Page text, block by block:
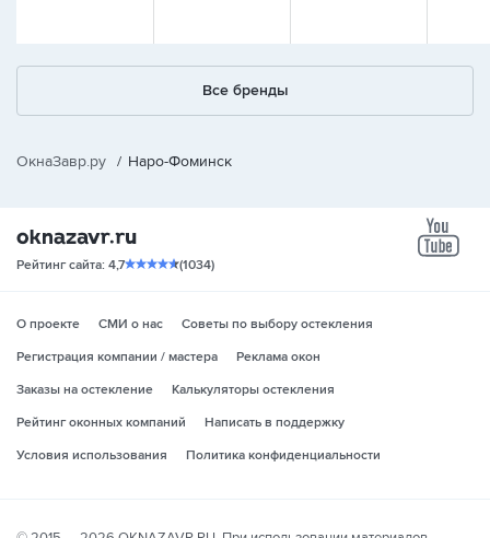
Все бренды
ОкнаЗавр.ру / Наро-Фоминск
Рейтинг сайта: 4,7 (1034)
О проекте СМИ о нас
Советы по выбору остекления
Регистрация компании / мастера
Реклама окон
Заказы на остекление
Калькуляторы остекления
Рейтинг оконных компаний
Написать в поддержку
Условия использования
Политика конфиденциальности